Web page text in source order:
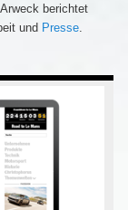
berichtet
und Presse